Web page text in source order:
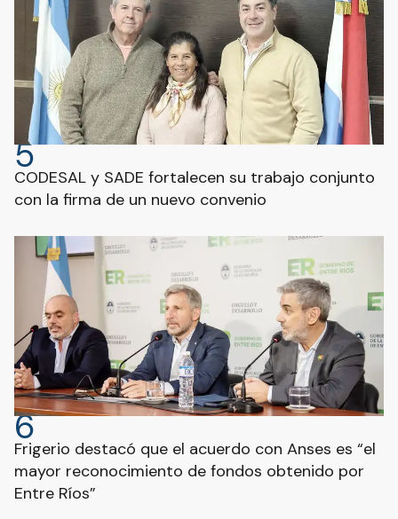
5
CODESAL y SADE fortalecen su trabajo conjunto
con la firma de un nuevo convenio
6
Frigerio destacó que el acuerdo con Anses es “el
mayor reconocimiento de fondos obtenido por
Entre Ríos”